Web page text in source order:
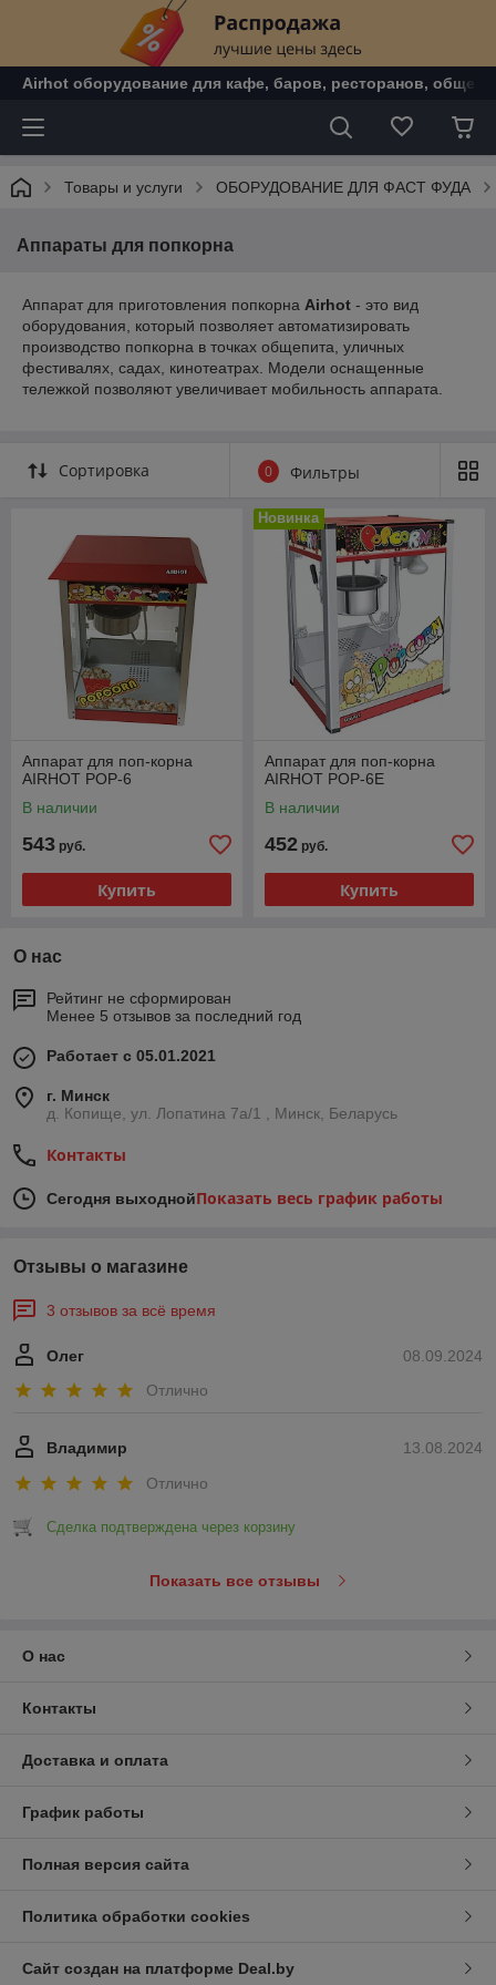
Airhot оборудование для кафе, баров, ресторанов,
Товары и услуги ОБОРУДОВАНИЕ ДЛЯ ФАСТ ФУДА
Аппараты для попкорна
Аппарат для приготовления попкорна Airhot - это вид
оборудования, который позволяет автоматизировать
производство попкорна в точках общепита, уличных
фестивалях, садах, кинотеатрах. Модели оснащенные
тележкой позволяют увеличивает мобильность аппарата.
Сортировка 0 Фильтры
Аппарат для поп-корна
AIRHOT POP-6
В наличии
543 руб.
Купить
Новинка
Аппарат для поп-корна
AIRHOT POP-6E
В наличии
452 руб.
Купить
О нас
Рейтинг не сформирован
Менее 5 отзывов за последний год
Работает с 05.01.2021
г. Минск
д. Копище, ул. Лопатина 7а/1 , Минск, Беларусь
Контакты
Сегодня выходнойПоказать весь график работы
Отзывы о магазине
3 отзывов за всё время
08.09.2024
Олег
Отлично
13.08.2024
Владимир
Отлично
Сделка подтверждена через корзину
Показать все отзывы
О нас
Контакты
Доставка и оплата
График работы
Полная версия сайта
Политика обработки cookies
Сайт создан на платформе Deal.by